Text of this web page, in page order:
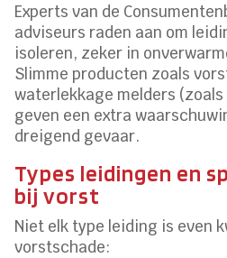
Experts van de
adviseurs raden aan om
isoleren, zeker in
Slimme producten zoals
waterlekkage melders (zoals
geven een extra
dreigend gevaar.
Types leidingen en
bij vorst
Niet elk type leiding is even
vorstschade: